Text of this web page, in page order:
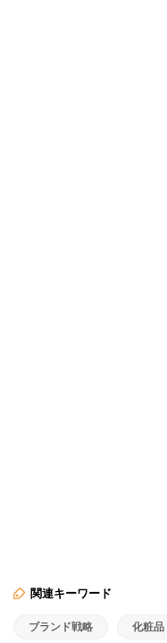
関連キーワード
ブランド戦略 化粧品